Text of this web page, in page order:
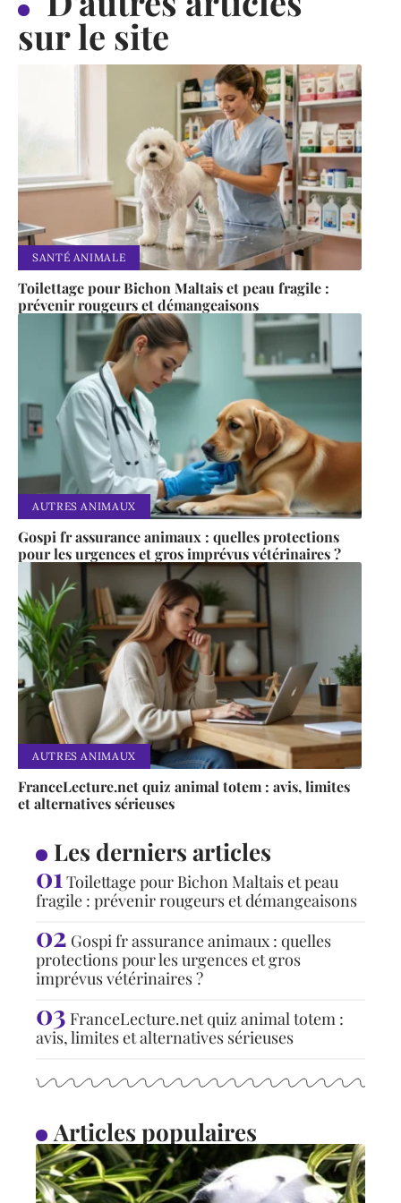
sur le site
SANTÉ ANIMALE
Toilettage pour Bichon Maltais et peau fragile :
prévenir rougeurs et démangeaisons
AUTRES ANIMAUX
Gospi fr assurance animaux : quelles protections
pour les urgences et gros imprévus vétérinaires ?
AUTRES ANIMAUX
FranceLecture.net quiz animal totem : avis, limites
et alternatives sérieuses
Les derniers articles
Toilettage pour Bichon Maltais et peau
fragile : prévenir rougeurs et démangeaisons
Gospi fr assurance animaux : quelles
protections pour les urgences et gros
imprévus vétérinaires ?
FranceLecture.net quiz animal totem :
avis, limites et alternatives sérieuses
Articles populaires